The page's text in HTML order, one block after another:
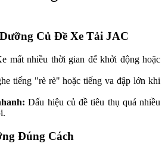
Củ Đề Xe Tải JAC
mất nhiều thời gian để khởi động hoặc
tiếng "rè rè" hoặc tiếng va đập lớn khi
Dấu hiệu củ đề tiêu thụ quá nhiều
Đúng Cách